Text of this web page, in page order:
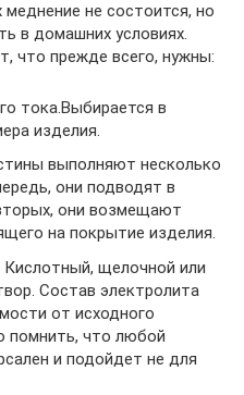
не состоится, но
в домашних условиях.
что прежде всего, нужны:
тока.Выбирается в
изделия.
выполняют несколько
они подводят в
они возмещают
на покрытие изделия.
Кислотный, щелочной или
Состав электролита
от исходного
помнить, что любой
и подойдет не для